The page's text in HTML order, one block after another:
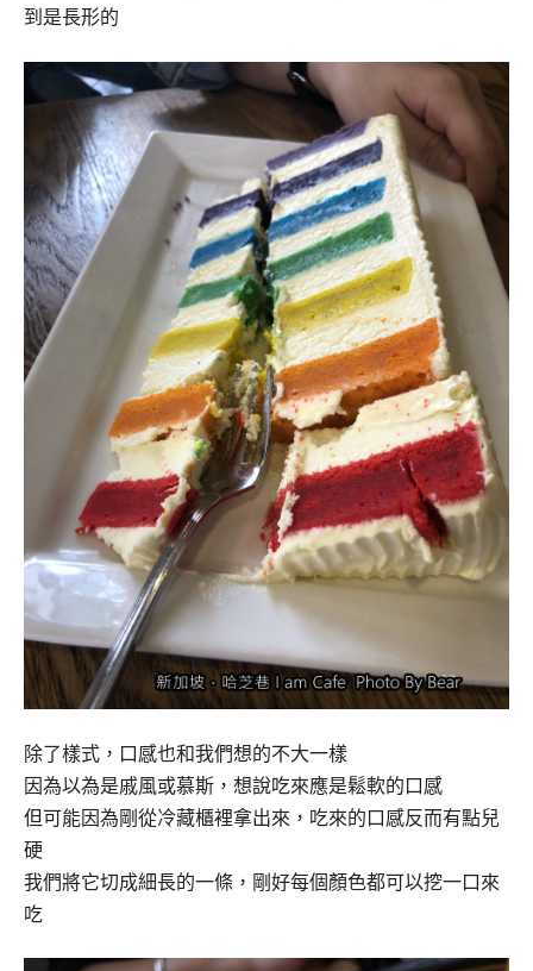
到是長形的
除了樣式，口感也和我們想的不大一樣
因為以為是戚風或慕斯，想說吃來應是鬆軟的口感
但可能因為剛從冷藏櫃裡拿出來，吃來的口感反而有點兒
硬
我們將它切成細長的一條，剛好每個顏色都可以挖一口來
吃